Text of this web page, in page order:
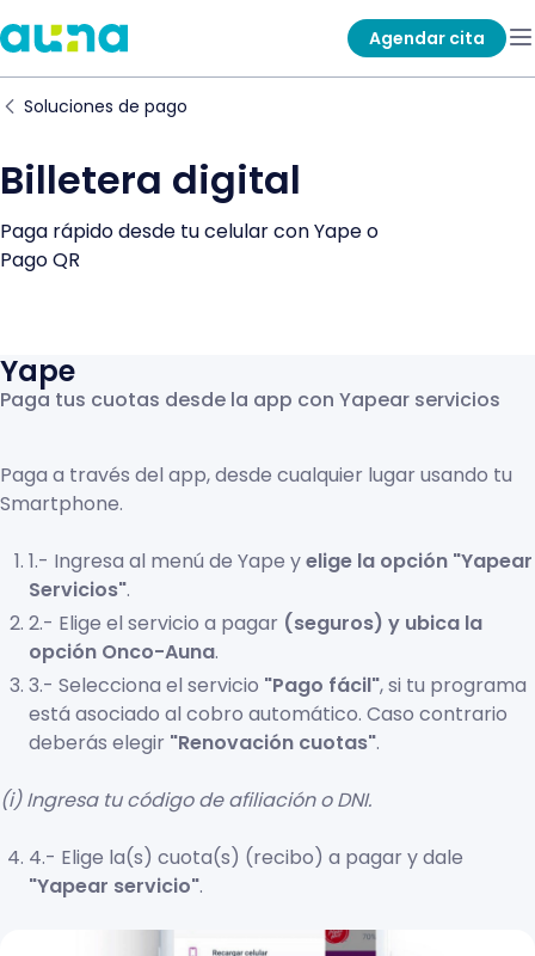
Agendar cita
Soluciones de pago
Billetera digital
Paga rápido desde tu celular con Yape o
Pago QR
Yape
Paga tus cuotas desde la app con Yapear servicios
Paga a través del app, desde cualquier lugar usando tu
Smartphone.
1.- Ingresa al menú de Yape yelige la opción "Yapear
Servicios".
2.- Elige el servicio a pagar (seguros) y ubica la
opción Onco-Auna.
3.- Selecciona el servicio "Pago fácil", si tu programa
está asociado al cobro automático. Caso contrario
deberás elegir "Renovación cuotas".
(i) Ingresa tu código de afiliación o DNI.
4.- Elige la(s) cuota(s) (recibo) a pagar y dale
"Yapear servicio".